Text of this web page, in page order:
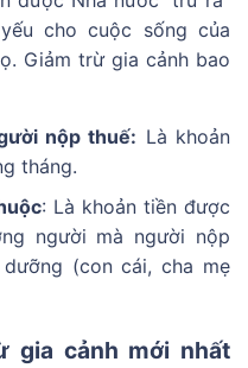
cho cuộc sống của
Giảm trừ gia cảnh bao
nộp thuế: Là khoản
tháng.
: Là khoản tiền được
người mà người nộp
(con cái, cha mẹ
gia cảnh mới nhất